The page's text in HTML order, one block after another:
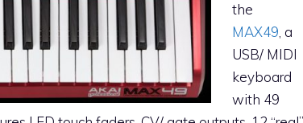
the
MAX49, a
USB/ MIDI
keyboard
with 49